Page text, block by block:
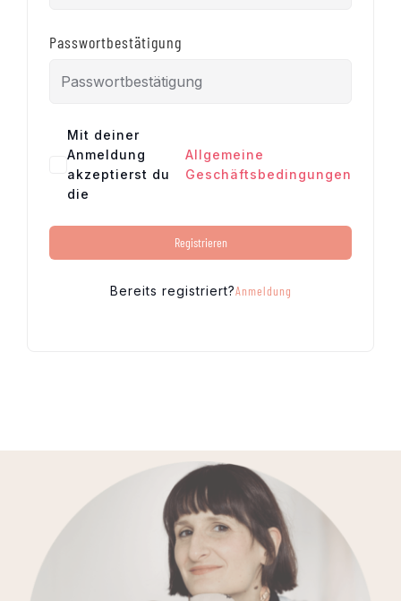
Passwortbestätigung
Mit deiner
Anmeldung
akzeptierst du
die
Allgemeine
Geschäftsbedingungen
Registrieren
Bereits registriert?Anmeldung